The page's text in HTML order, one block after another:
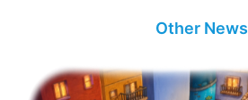
Other News